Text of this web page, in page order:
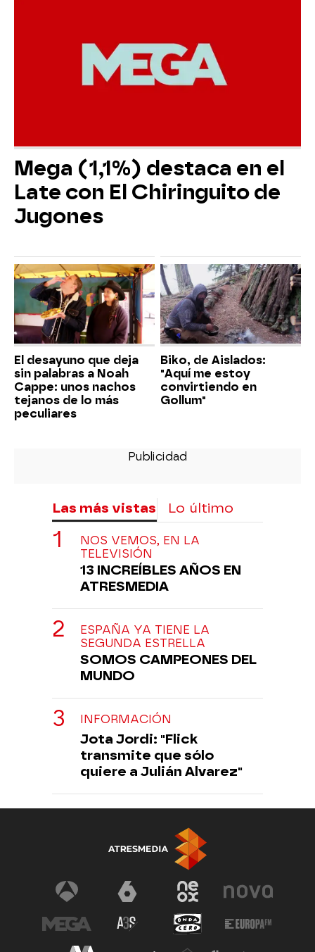
Mega (1,1%) destaca en el
Late con El Chiringuito de
Jugones
El desayuno que deja
sin palabras a Noah
Cappe: unos nachos
tejanos de lo más
peculiares
Biko, de Aislados:
"Aquí me estoy
convirtiendo en
Gollum"
Las más vistas Lo último
NOS VEMOS, EN LA
TELEVISIÓN
13 INCREÍBLES AÑOS EN
ATRESMEDIA
ESPAÑA YA TIENE LA
SEGUNDA ESTRELLA
SOMOS CAMPEONES DEL
MUNDO
INFORMACIÓN
Jota Jordi: "Flick
transmite que sólo
quiere a Julián Alvarez"